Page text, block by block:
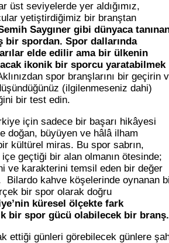
üst seviyelerde yer aldığımız,
yetiştirdiğimiz bir branştan
Saygıner gibi dünyaca
bir spordan. Spor dallarında
elde edilir ama bir ülkenin
ikonik bir sporcu yaratabilmek
spor branşlarını bir geçirin
(ilgilenmeseniz dahi)
bir test edin.
için sadece bir başarı hikâyesi
doğan, büyüyen ve hâlâ ilham
kültürel miras. Bu spor sabrın,
geçtiği bir alan olmanın ötesinde;
ve karakterini temsil eden bir değer
Bilardo kahve köşelerinde oynanan
bir spor olarak doğru
küresel ölçekte fark
bir spor gücü olabilecek bir branş.
ettiği günleri görebilecek günlere